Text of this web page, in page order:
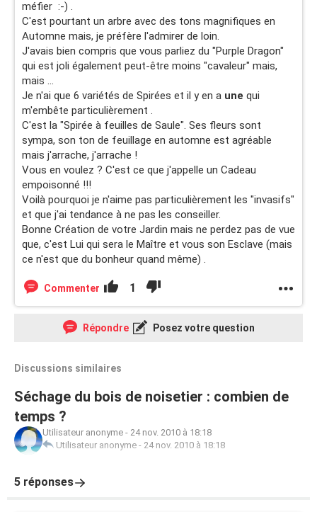
méfier :-) .
C'est pourtant un arbre avec des tons magnifiques en
Automne mais, je préfère l'admirer de loin.
J'avais bien compris que vous parliez du "Purple Dragon"
qui est joli également peut-être moins "cavaleur" mais,
mais ...
Je n'ai que 6 variétés de Spirées et il y en a une qui
m'embête particulièrement .
C'est la "Spirée à feuilles de Saule". Ses fleurs sont
sympa, son ton de feuillage en automne est agréable
mais j'arrache, j'arrache !
Vous en voulez ? C'est ce que j'appelle un Cadeau
empoisonné !!!
Voilà pourquoi je n'aime pas particulièrement les "invasifs"
et que j'ai tendance à ne pas les conseiller.
Bonne Création de votre Jardin mais ne perdez pas de vue
que, c'est Lui qui sera le Maître et vous son Esclave (mais
ce n'est que du bonheur quand même) .
Commenter 1
Répondre Posez votre question
Discussions similaires
Séchage du bois de noisetier : combien de
temps ?
Utilisateur anonyme - 24 nov. 2010 à 18:18
Utilisateur anonyme - 24 nov. 2010 à 18:18
5 réponses